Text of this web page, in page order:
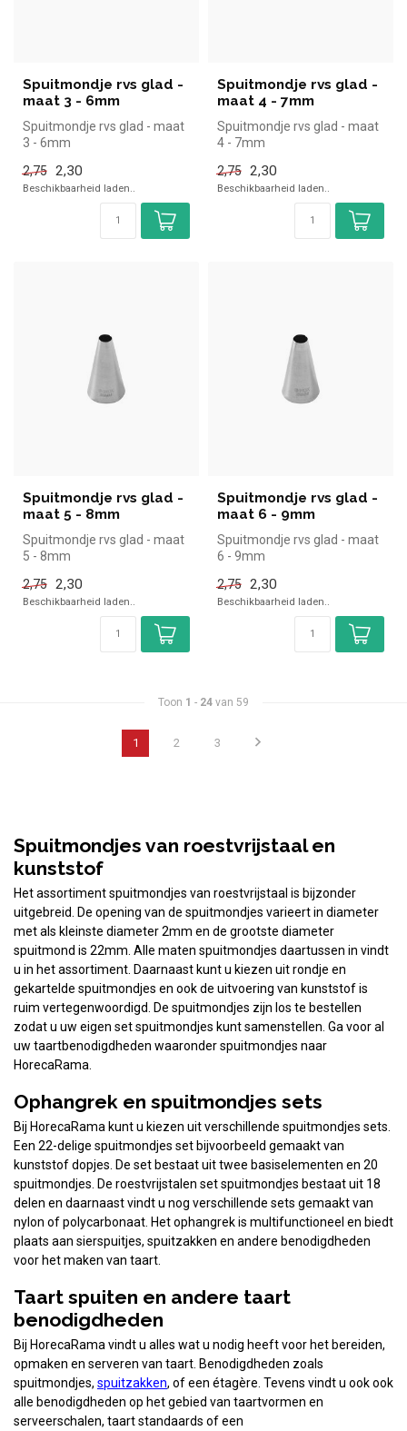
Spuitmondje rvs glad -
maat 3 - 6mm
Spuitmondje rvs glad - maat
3 - 6mm
2,75 2,30
Beschikbaarheid laden..
Spuitmondje rvs glad -
maat 4 - 7mm
Spuitmondje rvs glad - maat
4 - 7mm
2,75 2,30
Beschikbaarheid laden..
Spuitmondje rvs glad -
maat 5 - 8mm
Spuitmondje rvs glad - maat
5 - 8mm
2,75 2,30
Beschikbaarheid laden..
Spuitmondje rvs glad -
maat 6 - 9mm
Spuitmondje rvs glad - maat
6 - 9mm
2,75 2,30
Beschikbaarheid laden..
Toon 1 - 24 van 59
1 2 3
Spuitmondjes van roestvrijstaal en
kunststof
Het assortiment spuitmondjes van roestvrijstaal is bijzonder
uitgebreid. De opening van de spuitmondjes varieert in diameter
met als kleinste diameter 2mm en de grootste diameter
spuitmond is 22mm. Alle maten spuitmondjes daartussen in vindt
u in het assortiment. Daarnaast kunt u kiezen uit rondje en
gekartelde spuitmondjes en ook de uitvoering van kunststof is
ruim vertegenwoordigd. De spuitmondjes zijn los te bestellen
zodat u uw eigen set spuitmondjes kunt samenstellen. Ga voor al
uw taartbenodigdheden waaronder spuitmondjes naar
HorecaRama.
Ophangrek en spuitmondjes sets
Bij HorecaRama kunt u kiezen uit verschillende spuitmondjes sets.
Een 22-delige spuitmondjes set bijvoorbeeld gemaakt van
kunststof dopjes. De set bestaat uit twee basiselementen en 20
spuitmondjes. De roestvrijstalen set spuitmondjes bestaat uit 18
delen en daarnaast vindt u nog verschillende sets gemaakt van
nylon of polycarbonaat. Het ophangrek is multifunctioneel en biedt
plaats aan sierspuitjes, spuitzakken en andere benodigdheden
voor het maken van taart.
Taart spuiten en andere taart
benodigdheden
Bij HorecaRama vindt u alles wat u nodig heeft voor het bereiden,
opmaken en serveren van taart. Benodigdheden zoals
spuitmondjes, spuitzakken, of een étagère. Tevens vindt u ook ook
alle benodigdheden op het gebied van taartvormen en
serveerschalen, taart standaards of een